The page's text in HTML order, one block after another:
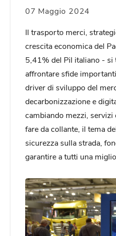
07 Maggio 2024
Il trasporto merci,
crescita economica del
5,41% del Pil italiano - si
affrontare sfide
driver di sviluppo del
decarbonizzazione e
cambiando mezzi,
fare da collante, il tema
sicurezza sulla strada,
garantire a tutti una